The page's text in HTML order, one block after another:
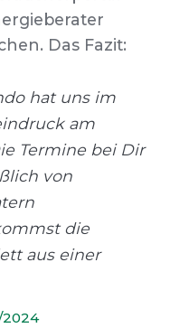
Das Fazit:
hat uns im
am
Termine bei Dir
von
die
aus einer
2024